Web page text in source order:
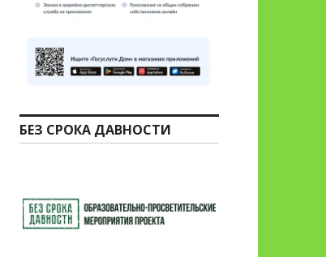
БЕЗ СРОКА ДАВНОСТИ